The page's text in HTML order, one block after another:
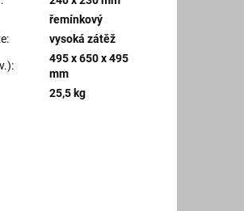
řemínkový
: vysoká zátěž
:
495 x 650 x 495
mm
25,5 kg